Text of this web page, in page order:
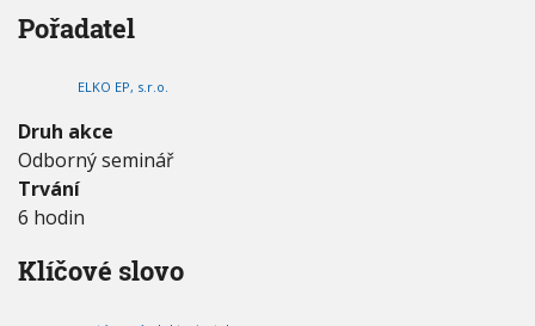
I
G
m
e
l
e
k
t
o
i
Pořadatel
ELKO EP, s.r.o.
Druh akce
Odborný seminář
Trvání
6 hodin
Klíčové slovo